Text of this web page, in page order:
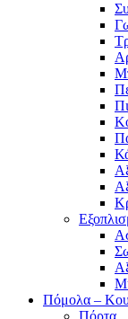
Πόμολα –
Πόρτα